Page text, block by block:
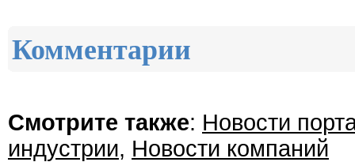
Комментарии
Смотрите также: Новости
индустрии, Новости компаний